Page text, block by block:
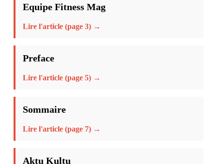
Equipe Fitness Mag
Lire l'article (page 3) →
Preface
Lire l'article (page 5) →
Sommaire
Lire l'article (page 7) →
Aktu Kultu